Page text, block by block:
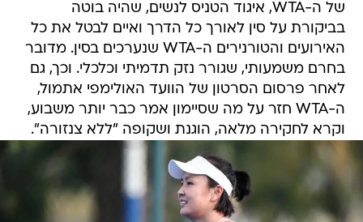
של ה-WTA, איגוד הטניס לנשים, שהיה בוטה
בביקורת על סין לאורך כל הדרך ואיים לבטל את כל
האירועים והטורנירים ה-WTA שנערכים בסין. מדובר
בחרם משמעותי, שגורר נזק תדמיתי וכלכלי. וכך, גם
לאחר פרסום הסרטון של הוועד האולימפי אתמול,
ה-WTA חזר על מה שסיימון אמר כבר יותר משבוע,
וקרא לחקירה מלאה, הוגנת ושקופה "ללא צנזורה".